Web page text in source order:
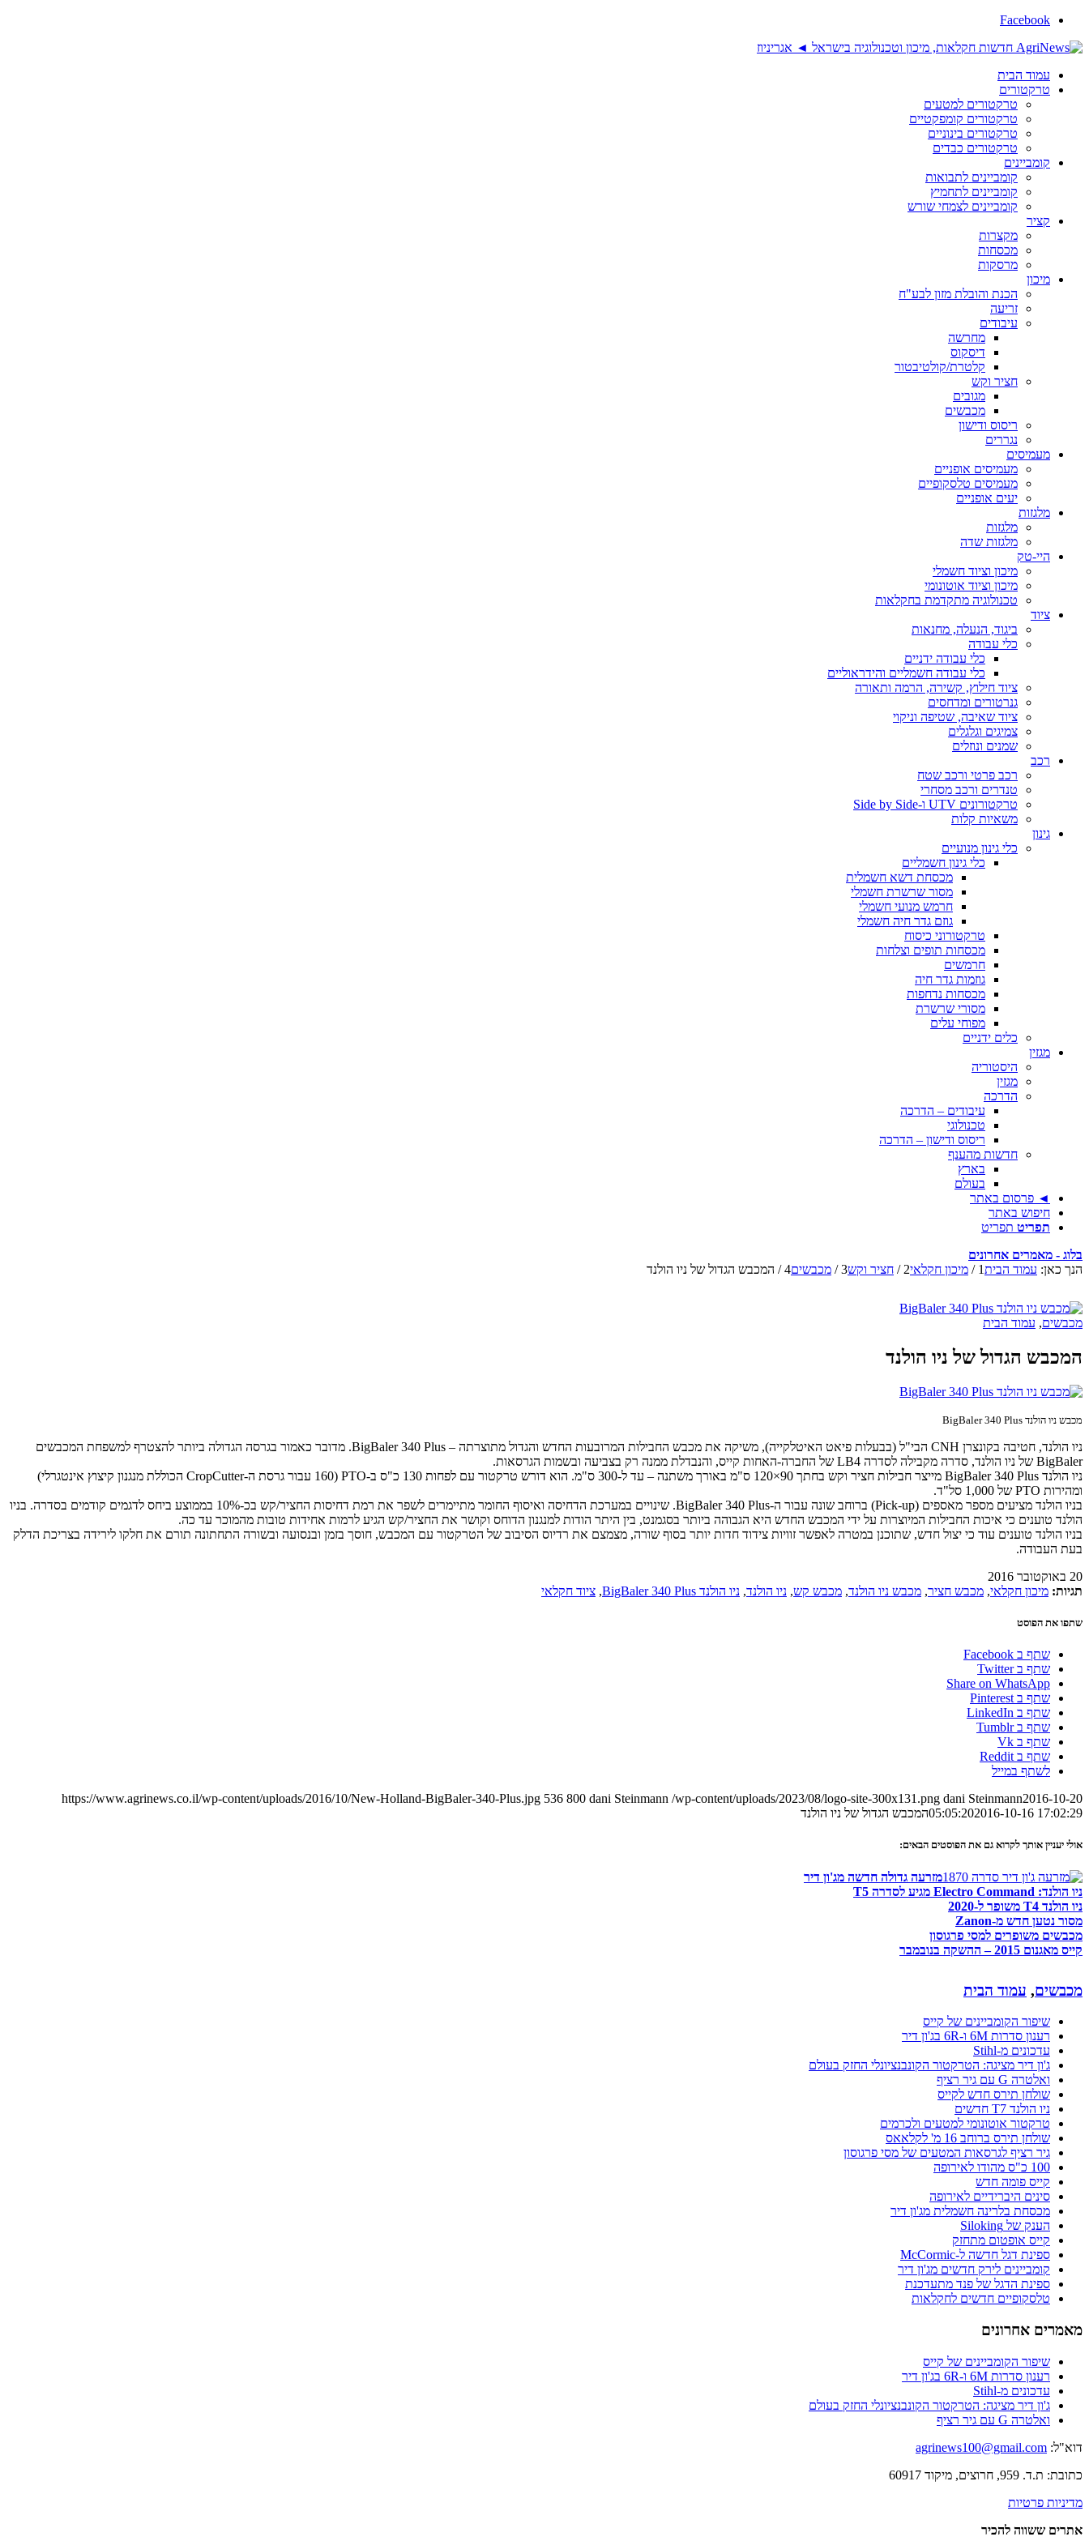
Facebook
עמוד הבית
טרקטורים
טרקטורים למטעים
טרקטורים קומפקטיים
טרקטורים בינוניים
טרקטורים כבדים
קומביינים
קומביינים לתבואות
קומביינים לתחמיץ
קומביינים לצמחי שורש
קציר
מקצרות
מכסחות
מרסקות
מיכון
הכנת והובלת מזון לבע"ח
זריעה
עיבודים
מחרשה
דיסקוס
קלטרת/קולטיבטור
חציר וקש
מגובים
מכבשים
ריסוס ודישון
נגררים
מעמיסים
מעמיסים אופניים
מעמיסים טלסקופיים
יעים אופניים
מלגזות
מלגזות
מלגזות שדה
היי-טק
מיכון וציוד חשמלי
מיכון וציוד אוטונומי
טכנולוגיה מתקדמת בחקלאות
ציוד
ביגוד, הנעלה, מחנאות
כלי עבודה
כלי עבודה ידניים
כלי עבודה חשמליים והידראוליים
ציוד חילוץ, קשירה, הרמה ותאורה
גנרטורים ומדחסים
ציוד שאיבה, שטיפה וניקוי
צמיגים וגלגלים
שמנים ונוזלים
רכב
רכב פרטי ורכב שטח
טנדרים ורכב מסחרי
טרקטורונים UTV ו-Side by Side
משאיות קלות
גינון
כלי גינון מנועיים
כלי גינון חשמליים
מכסחת דשא חשמלית
מסור שרשרת חשמלי
חרמש מנועי חשמלי
גוזם גדר חיה חשמלי
טרקטורוני כיסוח
מכסחות תופים וצלחות
חרמשים
גוזמות גדר חיה
מכסחות נדחפות
מסורי שרשרת
מפוחי עלים
כלים ידניים
מגזין
היסטוריה
מגזין
הדרכה
עיבודים – הדרכה
טכנולוגי
ריסוס ודישון – הדרכה
חדשות מהענף
בארץ
בעולם
◄ פרסום באתר
חיפוש באתר
תפריט תפריט
בלוג - מאמרים אחרונים
הנך כאן: עמוד הבית1
/ מיכון חקלאי2
/ חציר וקש3
/ מכבשים4
/ המכבש הגדול של ניו הולנד
מכבשים, עמוד הבית
המכבש הגדול של ניו הולנד
מכבש ניו הולנד BigBaler 340 Plus
ניו הולנד, חטיבה בקונצרן CNH הבי"ל (בבעלות פיאט האיטלקייה), משיקה את מכבש החבילות המרובעות החדש והגדול מתוצרתה – BigBaler 340 Plus. מדובר כאמור בגרסה הגדולה ביותר להצטרף למשפחת המכבשים
BigBaler של ניו הולנד, סדרה מקבילה לסדרה LB4 של החברה-האחות קייס, והנבדלת ממנה רק בצביעה ובשמות הגרסאות.
ניו הולנד BigBaler 340 Plus מייצר חבילות חציר וקש בחתך 90×120 ס"מ באורך משתנה – עד ל-300 ס"מ. הוא דורש טרקטור עם לפחות 130 כ"ס ב-PTO (160 עבור גרסת ה-CropCutter הכוללת מנגנון קיצוץ אינטגרלי)
ומהירות PTO של 1,000 סל"ד.
בניו הולנד מציעים מספר מאספים (Pick-up) ברוחב שונה עבור ה-BigBaler 340 Plus. שינויים במערכת הדחיסה ואיסוף החומר מתיימרים לשפר את רמת דחיסות החציר/קש בכ-10% בממוצע ביחס לדגמים קודמים בסדרה. בניו
הולנד טוענים כי איכות החבילות המיוצרות על ידי המכבש החדש היא הגבוהה ביותר בסגמנט, בין היתר הודות למנגנון הדוחס וקושר את החציר/קש הגיע לרמות אחידות טובות מהמוכר עד כה.
בניו הולנד טוענים עוד כי יצול חדש, שתוכנן במטרה לאפשר זוויות צידוד חדות יותר בסוף שורה, מצמצם את רדיוס הסיבוב של הטרקטור עם המכבש, חוסך בזמן ובנסועה ובשורה התחתונה תורם את חלקו לירידה בצריכת הדלק
בעת העבודה.
20 באוקטובר 2016
תגיות: מיכון חקלאי, מכבש חציר, מכבש ניו הולנד, מכבש קש, ניו הולנד, ניו הולנד BigBaler 340 Plus , ציוד חקלאי
שתפו את הפוסט
שתף ב Facebook
שתף ב Twitter
Share on WhatsApp
שתף ב Pinterest
שתף ב LinkedIn
שתף ב Tumblr
שתף ב Vk
שתף ב Reddit
לשתף במייל
https://www.agrinews.co.il/wp-content/uploads/2016/10/New-Holland-BigBaler-340-Plus.jpg 536 800 dani Steinmann /wp-content/uploads/2023/08/logo-site-300x131.png dani Steinmann2016-10-20
05:05:202016-10-16 17:02:29 המכבש הגדול של ניו הולנד
אולי יעניין אותך לקרוא גם את הפוסטים הבאים:
מזרעה גדולה חדשה מג'ון דיר
ניו הולנד: Electro Command מגיע לסדרה T5
ניו הולנד T4 משופר ל-2020
מסור נטען חדש מ-Zanon
מכבשים משופרים למסי פרגוסון
קייס מאגנום 2015 – ההשקה בנובמבר
מכבשים, עמוד הבית
שיפור הקומביינים של קייס
רענון סדרות 6M ו-6R בג'ון דיר
עדכונים מ-Stihl
ג'ון דיר מציגה: הטרקטור הקונבנציונלי החזק בעולם
ואלטרה G עם גיר רציף
שולחן תירס חדש לקייס
ניו הולנד T7 חדשים
טרקטור אוטונומי למטעים ולכרמים
שולחן תירס ברוחב 16 מ' לקלאאס
גיר רציף לגרסאות המטעים של מסי פרגוסון
100 כ"ס מהודו לאירופה
קייס פומה חדש
סינים היברידיים לאירופה
מכסחת בלרינה חשמלית מג'ון דיר
הענק של Siloking
קייס אופטום מתחזק
ספינת דגל חדשה ל-McCormic
קומביינים לירק חדשים מג'ון דיר
ספינת הדגל של פנד מתעדכנת
טלסקופיים חדשים לחקלאות
מאמרים אחרונים
שיפור הקומביינים של קייס
רענון סדרות 6M ו-6R בג'ון דיר
עדכונים מ-Stihl
ג'ון דיר מציגה: הטרקטור הקונבנציונלי החזק בעולם
ואלטרה G עם גיר רציף
דוא"ל: agrinews100@gmail.com
כתובת: ת.ד. 959, חרוצים, מיקוד 60917
מדיניות פרטיות
אתרים ששווה להכיר